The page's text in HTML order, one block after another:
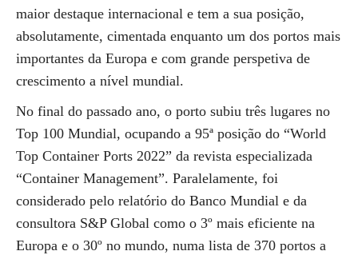
maior destaque internacional e tem a sua posição,
absolutamente, cimentada enquanto um dos portos mais
importantes da Europa e com grande perspetiva de
crescimento a nível mundial.
No final do passado ano, o porto subiu três lugares no
Top 100 Mundial, ocupando a 95ª posição do “World
Top Container Ports 2022” da revista especializada
“Container Management”. Paralelamente, foi
considerado pelo relatório do Banco Mundial e da
consultora S&P Global como o 3º mais eficiente na
Europa e o 30º no mundo, numa lista de 370 portos a